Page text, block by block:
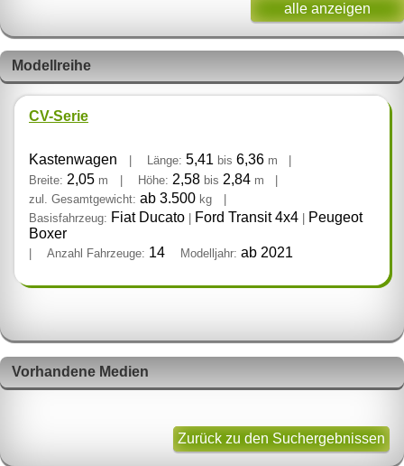
alle anzeigen
Modellreihe
CV-Serie
Kastenwagen Länge: 5,41 bis 6,36 m
Breite: 2,05 m | Höhe: 2,58 bis 2,84 m
|
zul. Gesamtgewicht: ab 3.500 kg
Basisfahrzeug: Fiat Ducato Ford Transit 4x4
Peugeot
Boxer
Anzahl Fahrzeuge: 14 Modelljahr: ab 2021
Vorhandene Medien
Zurück zu den Suchergebnissen